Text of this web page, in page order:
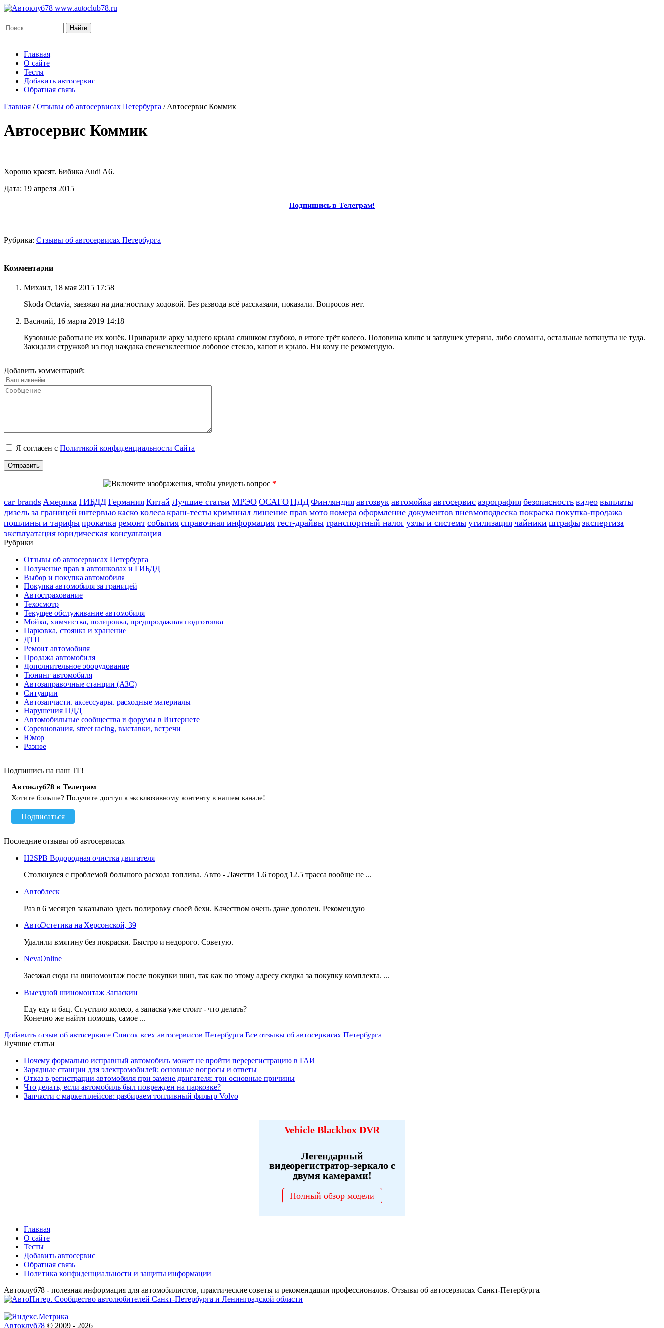
www.autoclub78.ru
Главная
О сайте
Тесты
Добавить автосервис
Обратная связь
Главная /Отзывы об автосервисах Петербурга / Автосервис Коммик
Автосервис Коммик
Хорошо красят. Бибика Audi A6.
Дата: 19 апреля 2015
Подпишись в Телеграм!
Рубрика: Отзывы об автосервисах Петербурга
Комментарии
Михаил, 18 мая 2015 17:58
Skoda Octavia, заезжал на диагностику ходовой. Без развода всё рассказали, показали. Вопросов нет.
Василий, 16 марта 2019 14:18
Кузовные работы не их конёк. Приварили арку заднего крыла слишком глубоко, в итоге трёт колесо. Половина клипс и заглушек утеряна, либо сломаны, остальные воткнуты не туда.
Закидали стружкой из под наждака свежевклеенное лобовое стекло, капот и крыло. Ни кому не рекомендую.
Добавить комментарий:
Я согласен с Политикой конфиденциальности Сайта
*
car brands Америка ГИБДД Германия Китай Лучшие статьи МРЭО ОСАГО ПДД Финляндия автозвук автомойка автосервис аэрография безопасность видео выплаты
дизель за границей интервью каско колеса краш-тесты криминал лишение прав мото номера оформление документов пневмоподвеска покраска покупка-продажа
пошлины и тарифы прокачка ремонт события справочная информация тест-драйвы транспортный налог узлы и системы утилизация чайники штрафы экспертиза
эксплуатация юридическая консультация
Рубрики
Отзывы об автосервисах Петербурга
Получение прав в автошколах и ГИБДД
Выбор и покупка автомобиля
Покупка автомобиля за границей
Автострахование
Техосмотр
Текущее обслуживание автомобиля
Мойка, химчистка, полировка, предпродажная подготовка
Парковка, стоянка и хранение
ДТП
Ремонт автомобиля
Продажа автомобиля
Дополнительное оборудование
Тюнинг автомобиля
Автозаправочные станции (АЗС)
Ситуации
Автозапчасти, аксессуары, расходные материалы
Нарушения ПДД
Автомобильные сообщества и форумы в Интернете
Соревнования, street racing, выставки, встречи
Юмор
Разное
Подпишись на наш ТГ!
Автоклуб78 в Телеграм
Хотите больше? Получите доступ к эксклюзивному контенту в нашем канале!
Подписаться
Последние отзывы об автосервисах
H2SPB Водородная очистка двигателя
Столкнулся с проблемой большого расхода топлива. Авто - Лачетти 1.6 город 12.5 трасса вообще не ...
Автоблеск
Раз в 6 месяцев заказываю здесь полировку своей бехи. Качеством очень даже доволен. Рекомендую
АвтоЭстетика на Херсонской, 39
Удалили вмятину без покраски. Быстро и недорого. Советую.
NevaOnline
Заезжал сюда на шиномонтаж после покупки шин, так как по этому адресу скидка за покупку комплекта. ...
Выездной шиномонтаж Запаскин
Еду еду и бац. Спустило колесо, а запаска уже стоит - что делать?
Конечно же найти помощь, самое ...
Добавить отзыв об автосервисе Список всех автосервисов Петербурга Все отзывы об автосервисах Петербурга
Лучшие статьи
Почему формально исправный автомобиль может не пройти перерегистрацию в ГАИ
Зарядные станции для электромобилей: основные вопросы и ответы
Отказ в регистрации автомобиля при замене двигателя: три основные причины
Что делать, если автомобиль был поврежден на парковке?
Запчасти с маркетплейсов: разбираем топливный фильтр Volvo
Vehicle Blackbox DVR
Легендарный
видеорегистратор-зеркало с
двумя камерами!
Полный обзор модели
Главная
О сайте
Тесты
Добавить автосервис
Обратная связь
Политика конфиденциальности и защиты информации
Автоклуб78 - полезная информация для автомобилистов, практические советы и рекомендации профессионалов. Отзывы об автосервисах Санкт-Петербурга.
Автоклуб78 © 2009 - 2026